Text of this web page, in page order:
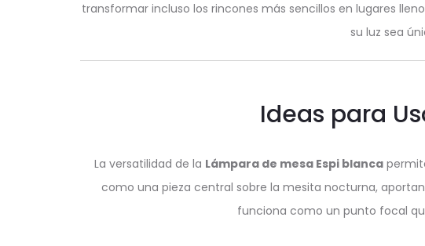
transformar incluso los rincones más sencillos en lugares
su luz sea
Ideas para
La versatilidad de la Lámpara de mesa Espi blanca
como una pieza central sobre la mesita nocturna,
funciona como un punto focal